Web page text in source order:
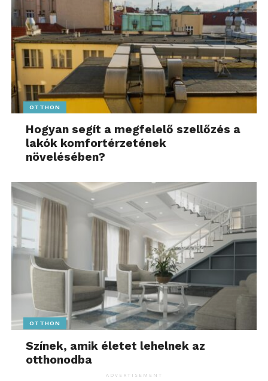
OTTHON
Hogyan segít a megfelelő szellőzés a
lakók komfortérzetének
növelésében?
OTTHON
Színek, amik életet lehelnek az
otthonodba
ADVERTISEMENT